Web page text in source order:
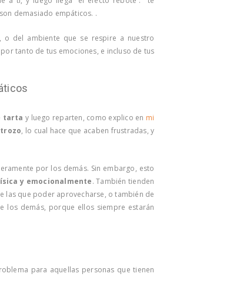
demasiado empáticos. .
del ambiente que se respire a nuestro
por tanto de tus emociones, e incluso de tus
tarta y luego reparten, como explico en mi
, lo cual hace que acaben frustradas, y
por los demás. Sin embargo, esto
y emocionalmente. También tienden
las que poder aprovecharse, o también de
los demás, porque ellos siempre estarán
para aquellas personas que tienen